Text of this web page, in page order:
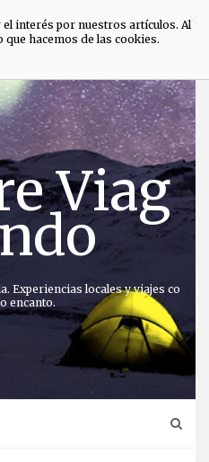
Viag
Experiencias locales y viajes co
encanto.
×
interés por nuestros artículos. Al
que hacemos de las cookies.